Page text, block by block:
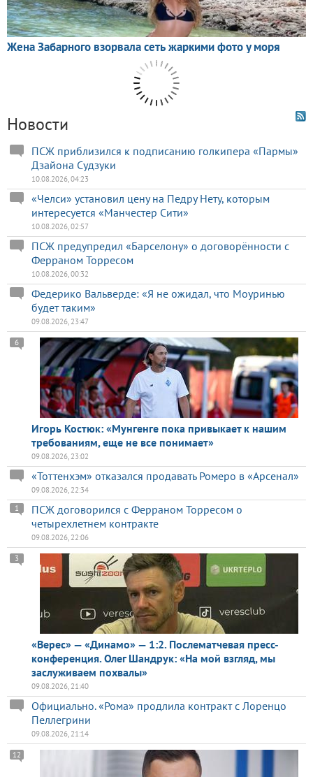
Новости
ПСЖ приблизился к подписанию голкипера «Пармы»
Дзайона Судзуки
10.08.2026, 04:23
«Челси» установил цену на Педру Нету, которым
интересуется «Манчестер Сити»
10.08.2026, 02:57
ПСЖ предупредил «Барселону» о договорённости с
Ферраном Торресом
10.08.2026, 00:32
Федерико Вальверде: «Я не ожидал, что Моуринью
будет таким»
09.08.2026, 23:47
Игорь Костюк: «Мунгенге пока привыкает к нашим
требованиям, еще не все понимает»
6
09.08.2026, 23:02
«Тоттенхэм» отказался продавать Ромеро в «Арсенал»
09.08.2026, 22:34
ПСЖ договорился с Ферраном Торресом о
четырехлетнем контракте
1
09.08.2026, 22:06
«Верес» — «Динамо» — 1:2. Послематчевая пресс-
конференция. Олег Шандрук: «На мой взгляд, мы
заслуживаем похвалы»
3
09.08.2026, 21:40
Официально. «Рома» продлила контракт с Лоренцо
Пеллегрини
09.08.2026, 21:14
12